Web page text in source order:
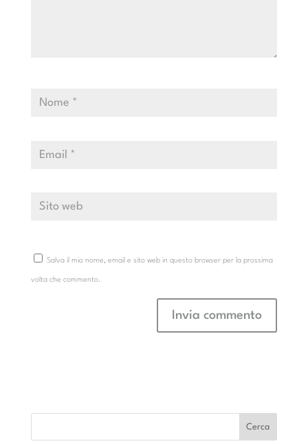
Salva il mio nome, email e sito web in questo browser per la prossima
volta che commento.